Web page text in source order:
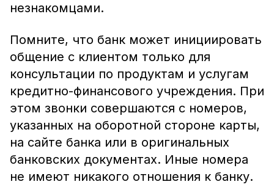
незнакомцами.
Помните, что банк может инициировать
общение с клиентом только для
консультации по продуктам и услугам
кредитно-финансового учреждения. При
этом звонки совершаются с номеров,
указанных на оборотной стороне карты,
на сайте банка или в оригинальных
банковских документах. Иные номера
не имеют никакого отношения к банку.